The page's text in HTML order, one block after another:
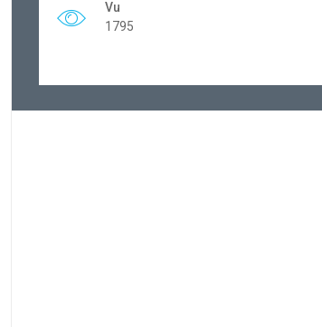
Vu
1795